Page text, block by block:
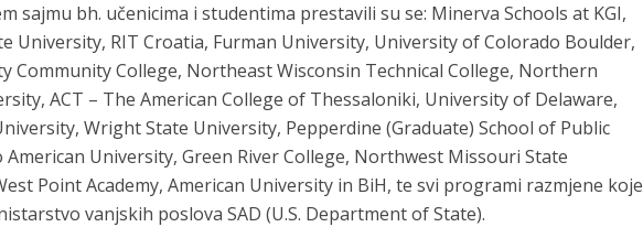
sajmu bh. učenicima i studentima prestavili su se: Minerva Schools at KGI,
University, RIT Croatia, Furman University, University of Colorado Boulder,
Community College, Northeast Wisconsin Technical College, Northern
ACT – The American College of Thessaloniki, University of Delaware,
Wright State University, Pepperdine (Graduate) School of Public
American University, Green River College, Northwest Missouri State
Point Academy, American University in BiH, te svi programi razmjene koje
vanjskih poslova SAD (U.S. Department of State).